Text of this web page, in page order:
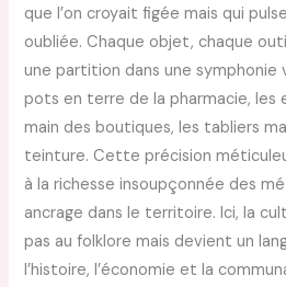
que l’on croyait figée mais qui
oubliée. Chaque objet, chaque
une partition dans une
pots en terre de la pharmacie, les
main des boutiques, les tabliers
teinture. Cette précision
à la richesse insoupçonnée des
ancrage dans le territoire. Ici, la
pas au folklore mais devient un
l’histoire, l’économie et la